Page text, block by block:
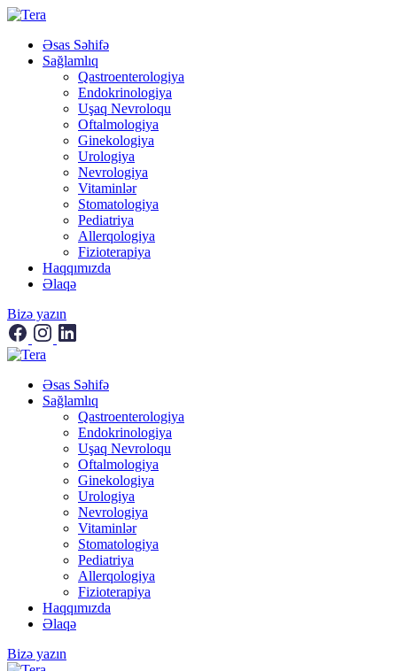
Əsas Səhifə
Sağlamlıq
Qastroenterologiya
Endokrinologiya
Uşaq Nevroloqu
Oftalmologiya
Ginekologiya
Urologiya
Nevrologiya
Vitaminlər
Stomatologiya
Pediatriya
Allerqologiya
Fizioterapiya
Haqqımızda
Əlaqə
Bizə yazın
Əsas Səhifə
Sağlamlıq
Qastroenterologiya
Endokrinologiya
Uşaq Nevroloqu
Oftalmologiya
Ginekologiya
Urologiya
Nevrologiya
Vitaminlər
Stomatologiya
Pediatriya
Allerqologiya
Fizioterapiya
Haqqımızda
Əlaqə
Bizə yazın